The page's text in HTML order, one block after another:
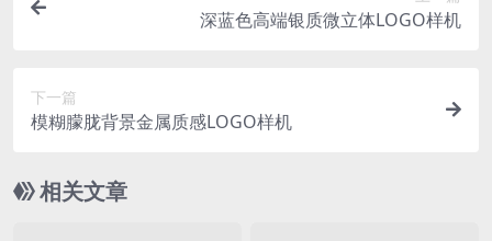
深蓝色高端银质微立体LOGO样机
下一篇
模糊朦胧背景金属质感LOGO样机
相关文章